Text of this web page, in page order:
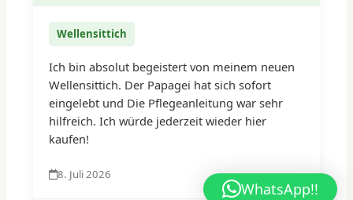
Wellensittich
Ich bin absolut begeistert von meinem neuen
Wellensittich. Der Papagei hat sich sofort
eingelebt und Die Pflegeanleitung war sehr
hilfreich. Ich würde jederzeit wieder hier
kaufen!
8. Juli 2026
WhatsApp!!